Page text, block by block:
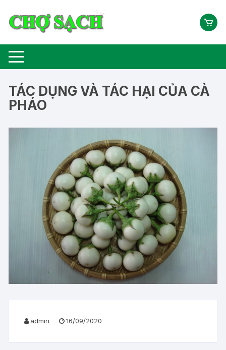
TÁC DỤNG VÀ TÁC HẠI CỦA CÀ
PHÁO
admin 16/09/2020